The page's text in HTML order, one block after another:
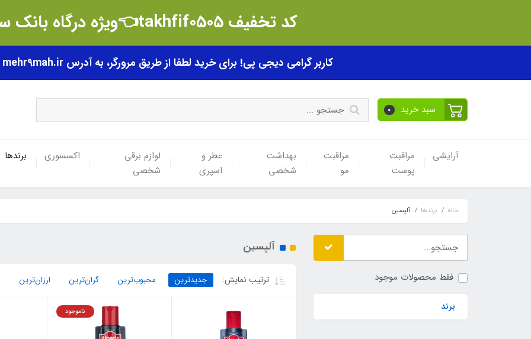
کد تخفیف takhfif0505👈ویژه درگاه بانک سامان
کاربر گرامی دیجی پی! برای خرید لطفا از طریق مرورگر، به آدرس mehr9mah.ir مراجعه فرمایید.
سبد خرید 0
آرایشی
مراقبت
پوست
مراقبت
مو
بهداشت
شخصی
عطر و
اسپری
لوازم برقی
شخصی
اکسسوری برندها
خانه برندها آلپسین
فقط محصولات موجود
برند
آلپسین
ترتیب نمایش: جدیدترین محبوب‌ترین گران‌ترین ارزان‌ترین
ناموجود